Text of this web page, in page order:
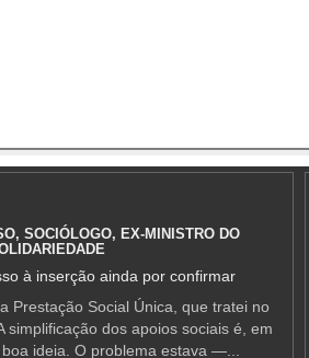
SOCIÓLOGO, EX-MINISTRO DO
à inserção ainda por confirmar
Prestação Social Única, que tratei no
simplificação dos apoios sociais é, em
ideia. O problema estava —...